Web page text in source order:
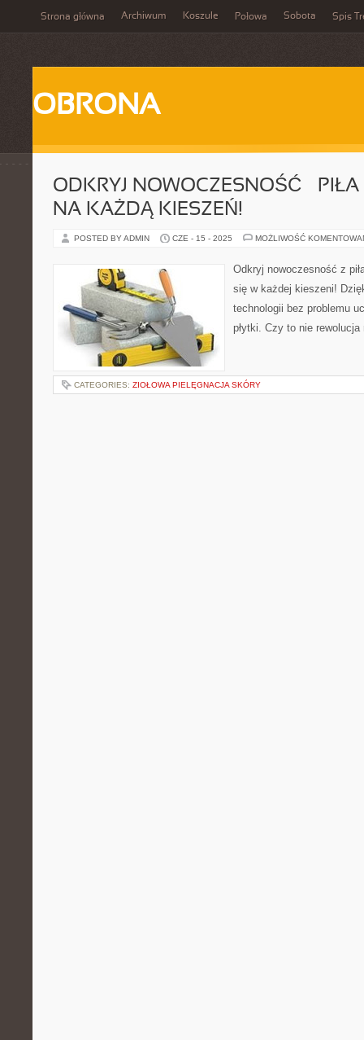
Strona główna Archiwum Koszule Połowa Sobota Spis
OBRONA
ODKRYJ NOWOCZESNOŚĆ –
NA KAŻDĄ KIESZEŃ!
POSTED BY ADMIN CZE - 15 - 2025 MOŻLIWOŚĆ
Odkryj nowoczesność z
się w każdej kieszeni!
technologii bez problemu
płytki. Czy to nie
CATEGORIES: ZIOŁOWA PIELĘGNACJA SKÓRY